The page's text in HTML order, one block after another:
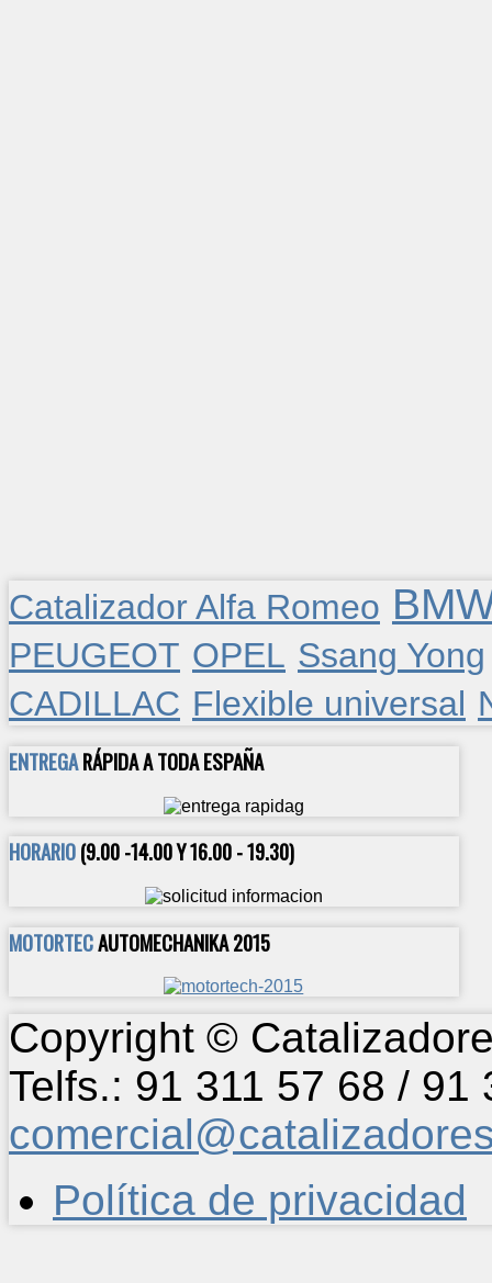
Catalizador Alfa Romeo
PEUGEOT OPEL Ssang Yong
CADILLAC Flexible universal
ENTREGARÁPIDA A TODA ESPAÑA
HORARIO(9.00 -14.00 Y 16.00 - 19.30)
MOTORTECAUTOMECHANIKA 2015
Copyright ©
Telfs.: 91 311 57 68 /
Política de privacidad